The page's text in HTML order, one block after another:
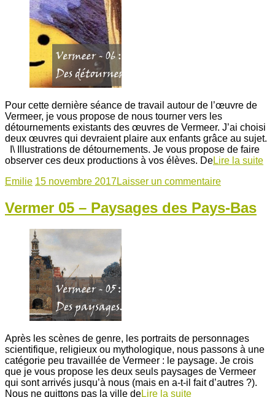
Pour cette dernière séance de travail autour de l’œuvre de
Vermeer, je vous propose de nous tourner vers les
détournements existants des œuvres de Vermeer. J’ai choisi
deux œuvres qui devraient plaire aux enfants grâce au sujet.
I\ Illustrations de détournements. Je vous propose de faire
observer ces deux productions à vos élèves. DeLire la suite
Emilie 15 novembre 2017Laisser un commentaire
Vermer 05 – Paysages des Pays-Bas
Après les scènes de genre, les portraits de personnages
scientifique, religieux ou mythologique, nous passons à une
catégorie peu travaillée de Vermeer : le paysage. Je crois
que je vous propose les deux seuls paysages de Vermeer
qui sont arrivés jusqu’à nous (mais en a-t-il fait d’autres ?).
Nous ne quittons pas la ville deLire la suite